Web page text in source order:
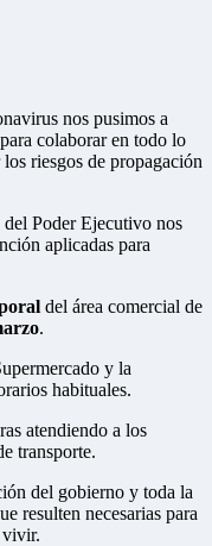
nos pusimos a
colaborar en todo lo
riesgos de propagación
Poder Ejecutivo nos
aplicadas para
del área comercial de
.
y la
habituales.
atendiendo a los
transporte.
del gobierno y toda la
resulten necesarias para
vivir.